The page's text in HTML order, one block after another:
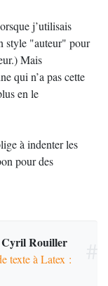
composer les noms
mais en fonte sans
que la thèse en
que l’étudiant ait
\emph
et pour
de bénédictin
repérer toutes les
le début du
fondée sur la
(ici, des
j’utilisais
style "auteur" pour
Mais
qui n’a pas cette
en le
à indenter les
pour des
Cyril Rouiller
texte à Latex :